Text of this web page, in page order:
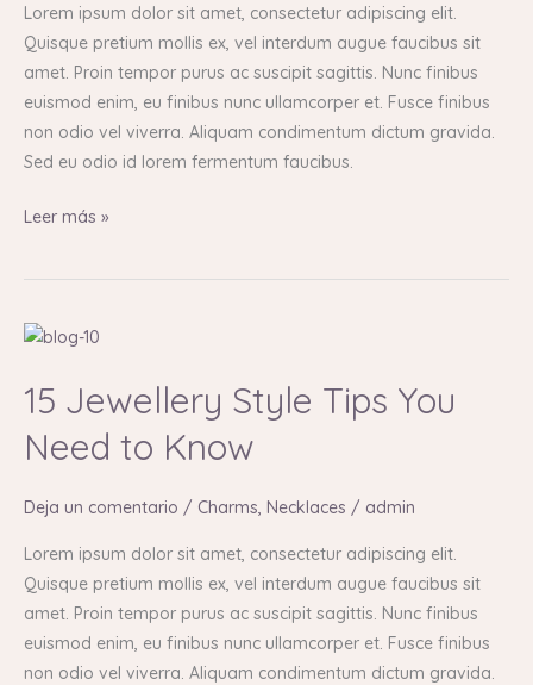
Lorem ipsum dolor sit amet, consectetur adipiscing elit.
Quisque pretium mollis ex, vel interdum augue faucibus sit
amet. Proin tempor purus ac suscipit sagittis. Nunc finibus
euismod enim, eu finibus nunc ullamcorper et. Fusce finibus
non odio vel viverra. Aliquam condimentum dictum gravida.
Sed eu odio id lorem fermentum faucibus.
Leer más »
15 Jewellery Style Tips You
Need to Know
Deja un comentario / Charms, Necklaces / admin
Lorem ipsum dolor sit amet, consectetur adipiscing elit.
Quisque pretium mollis ex, vel interdum augue faucibus sit
amet. Proin tempor purus ac suscipit sagittis. Nunc finibus
euismod enim, eu finibus nunc ullamcorper et. Fusce finibus
non odio vel viverra. Aliquam condimentum dictum gravida.
15
Style
You
to
Know